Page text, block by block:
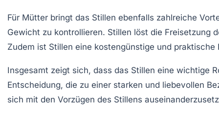
Für Mütter bringt das Stillen ebenfalls zahlreiche
Gewicht zu kontrollieren. Stillen löst die Freisetzung
Zudem ist Stillen eine kostengünstige und
Insgesamt zeigt sich, dass das Stillen eine wichtige
Entscheidung, die zu einer starken und liebevollen
sich mit den Vorzügen des Stillens